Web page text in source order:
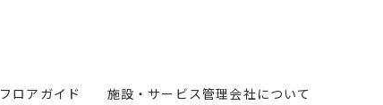
フロアガイド 施設・サービス管理会社について